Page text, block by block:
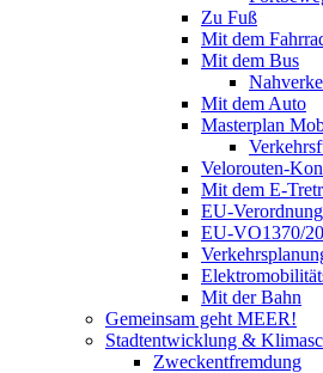
Zu Fuß
Mit dem
Mit dem Bus
Mit dem Auto
Masterplan
Velorouten-
Mit dem E-
EU-
EU-VO1370/
Mit der Bahn
Gemeinsam geht MEER!
Stadtentwicklung &
Zweckentfremdung